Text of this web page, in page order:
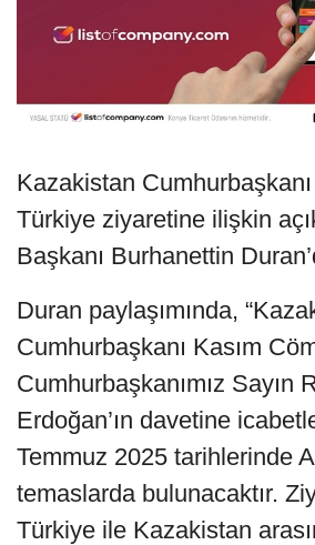
Kazakistan Cumhurbaşkanı
Türkiye ziyaretine ilişkin
Başkanı Burhanettin
Duran paylaşımında,
Cumhurbaşkanı Kasım
Cumhurbaşkanımız Sayın
Erdoğan’ın davetine
Temmuz 2025 tarihlerinde
temaslarda bulunacaktır.
Türkiye ile Kazakistan